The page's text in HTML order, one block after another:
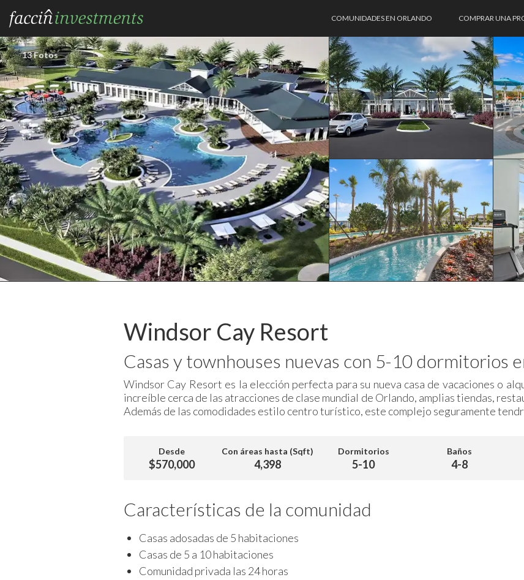
COMUNIDADES EN ORLANDO COMPRAR UNA
13 Fotos
Windsor Cay Resort
Casas y townhouses nuevas con 5-10 dormitorios
Windsor Cay Resort es la elección perfecta para su nueva casa de vacaciones o
increíble cerca de las atracciones de clase mundial de Orlando, amplias tiendas,
Además de las comodidades estilo centro turístico, este complejo seguramente
Desde
$570,000
Con áreas hasta (Sqft)
4,398
Dormitorios
5-10
Baños
4-8
Características de la comunidad
Casas adosadas de 5 habitaciones
Casas de 5 a 10 habitaciones
Comunidad privada las 24 horas